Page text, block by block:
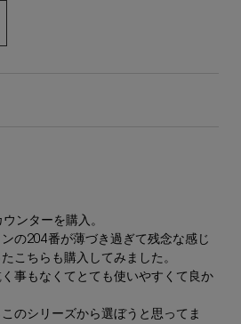
ンターを購入。
の204番が薄づき過ぎて残念な感じ
こちらも購入してみました。
事もなくてとても使いやすくて良か
のシリーズから選ぼうと思ってま